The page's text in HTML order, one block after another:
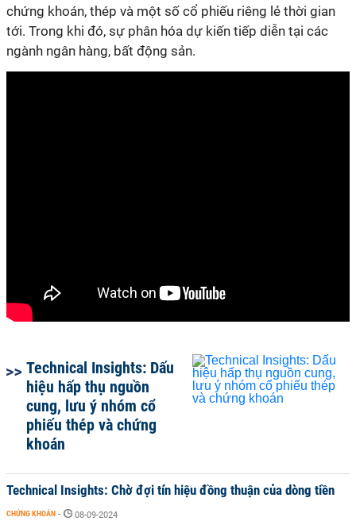
chứng khoán, thép và một số cổ phiếu riêng lẻ thời gian
tới. Trong khi đó, sự phân hóa dự kiến tiếp diễn tại các
ngành ngân hàng, bất động sản.
Technical Insights: Dấu
hiệu hấp thụ nguồn
cung, lưu ý nhóm cổ
phiếu thép và chứng
khoán
Technical Insights: Chờ đợi tín hiệu đồng thuận của dòng tiền
CHỨNG KHOÁN - 08-09-2024